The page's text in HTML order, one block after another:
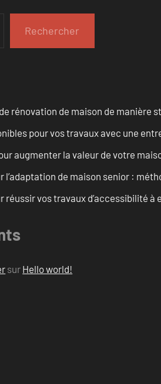
Rechercher
rénovation de maison de
pour vos travaux avec une
augmenter la valeur de votre
l’adaptation de maison senior :
réussir vos travaux d’accessibilité à
sur Hello world!